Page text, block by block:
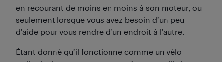
en recourant de moins en moins à son moteur, ou
seulement lorsque vous avez besoin d’un peu
d’aide pour vous rendre d’un endroit à l’autre.
Étant donné qu’il fonctionne comme un vélo